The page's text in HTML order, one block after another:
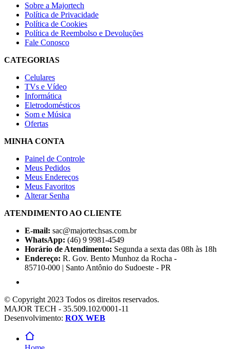
Sobre a Majortech
Política de Privacidade
Política de Cookies
Política de Reembolso e Devoluções
Fale Conosco
CATEGORIAS
Celulares
TVs e Vídeo
Informática
Eletrodomésticos
Som e Música
Ofertas
MINHA CONTA
Painel de Controle
Meus Pedidos
Meus Endereços
Meus Favoritos
Alterar Senha
ATENDIMENTO AO CLIENTE
E-mail: sac@majortechsas.com.br
WhatsApp: (46) 9 9981-4549
Horário de Atendimento: Segunda a sexta das 08h às 18h
Endereço: R. Gov. Bento Munhoz da Rocha -
85710-000 | Santo Antônio do Sudoeste - PR
© Copyright 2023 Todos os direitos reservados.
MAJOR TECH - 35.509.102/0001-11
Desenvolvimento: ROX WEB